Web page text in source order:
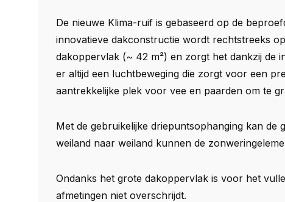
De nieuwe Klima-ruif is gebaseerd op de
innovatieve dakconstructie wordt rechtstreeks
dakoppervlak (~ 42 m²) en zorgt het dankzij de
er altijd een luchtbeweging die zorgt voor een
aantrekkelijke plek voor vee en paarden om te
Met de gebruikelijke driepuntsophanging kan
weiland naar weiland kunnen de
Ondanks het grote dakoppervlak is voor het
afmetingen niet overschrijdt.